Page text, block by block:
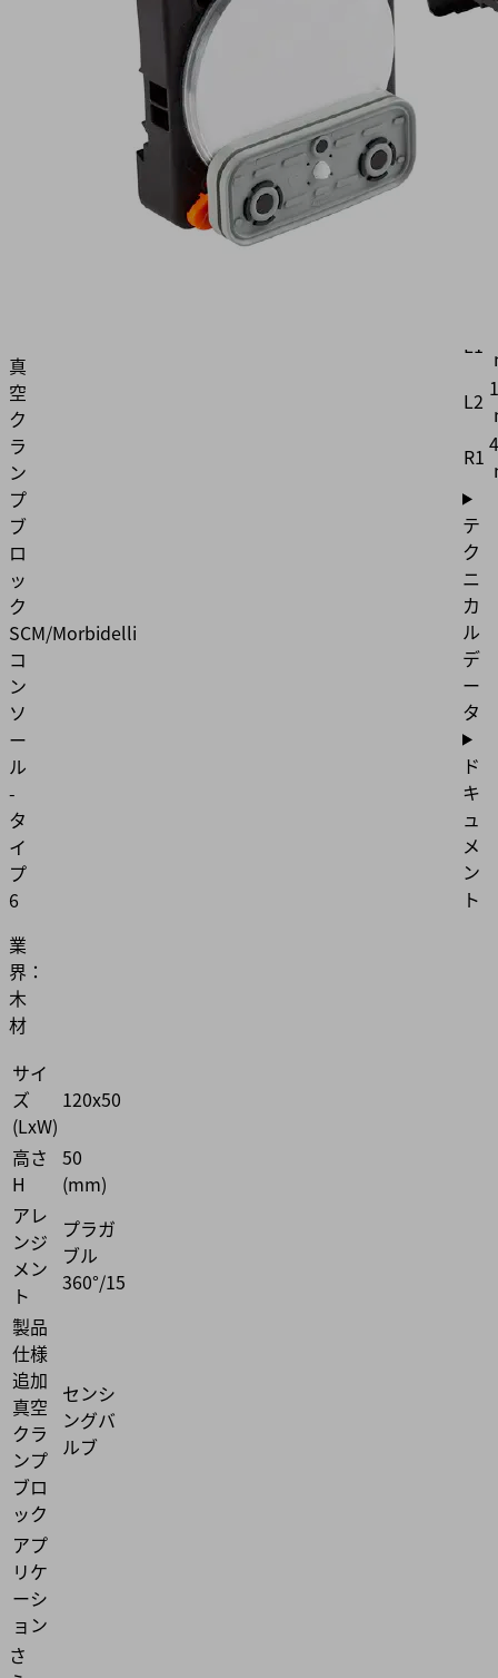
真
空
ク
ラ
ン
プ
ブ
ロ
ッ
ク
SCM/Morbidelli
コ
ン
ソ
ー
ル
-
タ
イ
プ
6
業
界：
木
材
サイ
ズ
(LxW)
120x50
高さ
H
50
(mm)
アレ
ンジ
メン
ト
プラガ
ブル
360°/15
製品
仕様
追加
真空
クラ
ンプ
ブロ
ック
センシ
ングバ
ルブ
アプ
リケ
ーシ
ョン
さ
B
L1
L2
R1
テ
ク
ニ
カ
ル
デ
ー
タ
ド
キ
ュ
メ
ン
ト